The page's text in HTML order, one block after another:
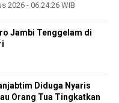
2026 - 06:24:26 WIB
Jambi Tenggelam di
Diduga Nyaris
Orang Tua Tingkatkan